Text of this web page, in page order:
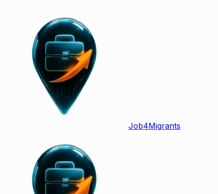
Job4Migrants